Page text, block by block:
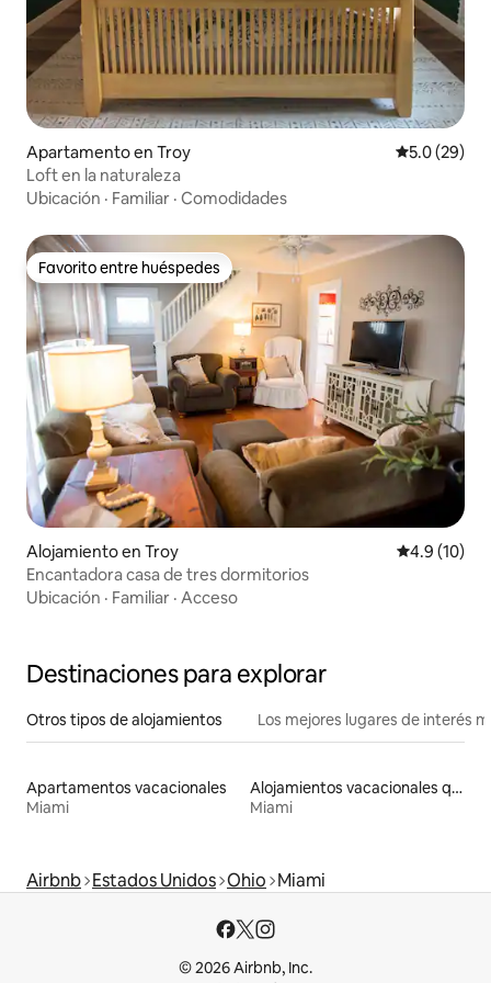
Apartamento en Troy Calificación
5.0 (29)
Loft en la naturaleza
Ubicación · Familiar · Comodidades
Favorito entre huéspedes
Favorito entre huéspedes
Alojamiento en Troy Calificación
4.9 (10)
Encantadora casa de tres dormitorios
Ubicación · Familiar · Acceso
Destinaciones para explorar
Otros tipos de alojamientos Los mejores lugares de interés
Apartamentos vacacionales
Miami
Alojamientos vacacionales que admiten mascotas
Miami
Airbnb Estados Unidos Ohio Miami
© 2026 Airbnb, Inc.